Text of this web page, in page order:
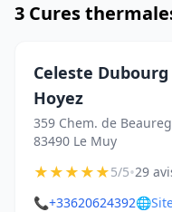
3 Cures
Celeste Dubourg
Hoyez
359 Chem. de
83490 Le Muy
★★★★★5/5•29
📞+33620624392🌐